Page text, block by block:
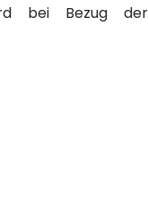
bei Bezug der